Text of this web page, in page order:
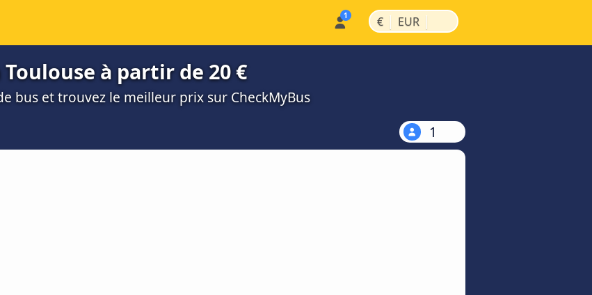
€ | EUR |
à partir de 20 €
bus et trouvez le meilleur prix sur CheckMyBus
1